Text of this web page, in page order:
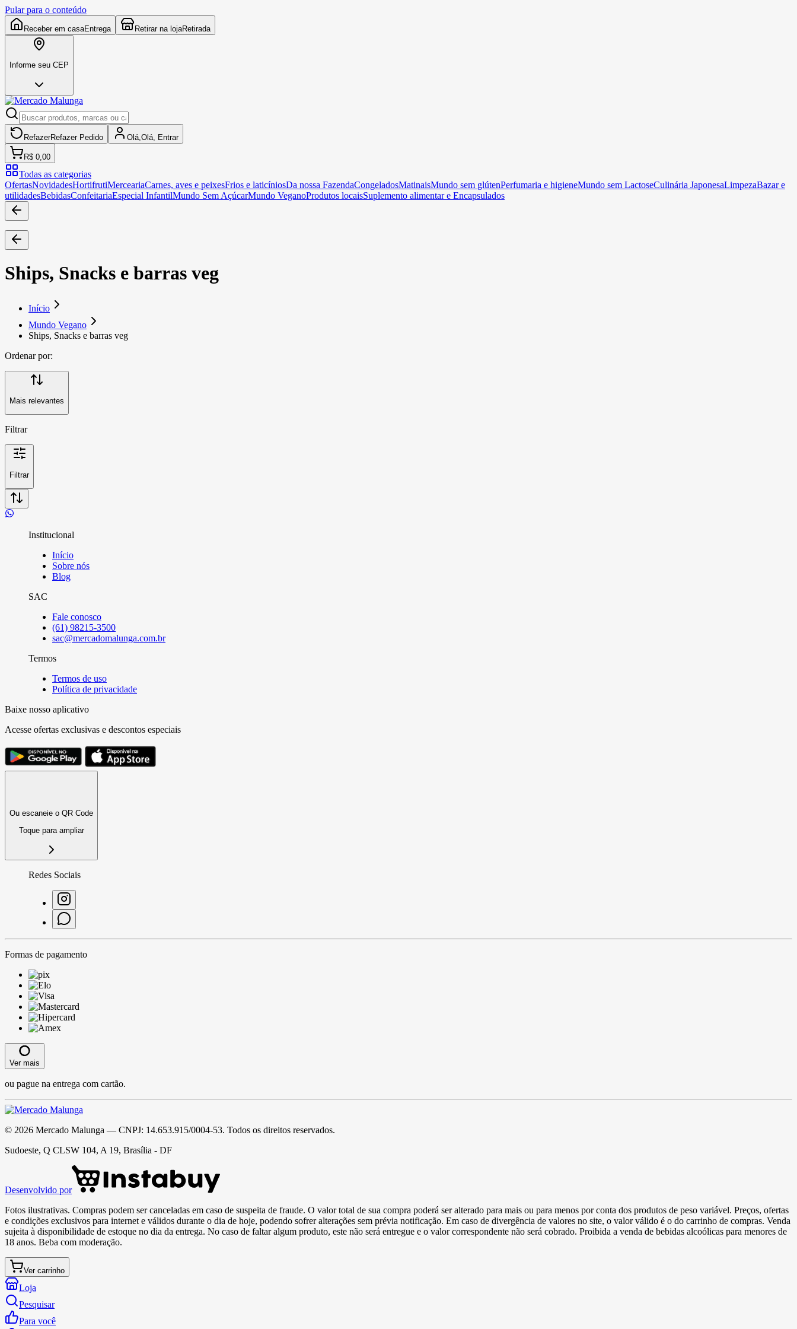
Pular para o conteúdo
Receber em casaEntrega Retirar na lojaRetirada
Informe seu CEP
RefazerRefazer Pedido Olá, Olá, Entrar
R$ 0,00
Todas as categorias
OfertasNovidadesHortifrutiMerceariaCarnes, aves e peixesFrios e laticíniosDa nossa FazendaCongeladosMatinaisMundo sem glútenPerfumaria e higieneMundo sem LactoseCulinária JaponesaLimpezaBazar e
utilidadesBebidasConfeitariaEspecial InfantilMundo Sem AçúcarMundo VeganoProdutos locaisSuplemento alimentar e Encapsulados
Ships, Snacks e barras veg
Início
Mundo Vegano
Ships, Snacks e barras veg
Ordenar por:
Mais relevantes
Filtrar
Filtrar
Institucional
Início
Sobre nós
Blog
SAC
Fale conosco
(61) 98215-3500
sac@mercadomalunga.com.br
Termos
Termos de uso
Política de privacidade
Baixe nosso aplicativo
Acesse ofertas exclusivas e descontos especiais
Ou escaneie o QR Code
Toque para ampliar
Redes Sociais
Formas de pagamento
Ver mais
ou pague na entrega com cartão.
© 2026 Mercado Malunga — CNPJ: 14.653.915/0004-53. Todos os direitos reservados.
Sudoeste, Q CLSW 104, A 19, Brasília - DF
Desenvolvido por
Fotos ilustrativas. Compras podem ser canceladas em caso de suspeita de fraude. O valor total de sua compra poderá ser alterado para mais ou para menos por conta dos produtos de peso variável. Preços, ofertas
e condições exclusivos para internet e válidos durante o dia de hoje, podendo sofrer alterações sem prévia notificação. Em caso de divergência de valores no site, o valor válido é o do carrinho de compras. Venda
sujeita à disponibilidade de estoque no dia da entrega. No caso de faltar algum produto, este não será entregue e o valor correspondente não será cobrado. Proibida a venda de bebidas alcoólicas para menores de
18 anos. Beba com moderação.
Ver carrinho
Loja
Pesquisar
Para você